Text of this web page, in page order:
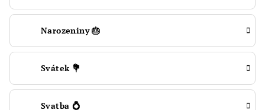
Narozeniny 🎂
Svátek 💐
Svatba 💍